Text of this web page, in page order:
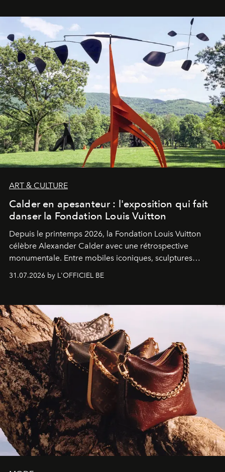
ART & CULTURE
Calder en apesanteur : l'exposition qui fait
danser la Fondation Louis Vuitton
Depuis le printemps 2026, la Fondation Louis Vuitton
célèbre Alexander Calder avec une rétrospective
monumentale. Entre mobiles iconiques, sculptures
monumentales et poésie du mouvement, l'artiste
américain investit les espaces imaginés par Frank Gehry
sculpture.
31.07.2026 by L'OFFICIEL BE